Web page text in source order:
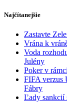
Najčítanejšie
Zastavte
Vrána k
Voda
Julény
Poker v
FIFA verzus
Fábry
Ľady sankcií